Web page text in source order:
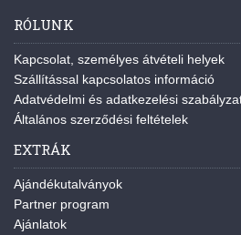
RÓLUNK
Kapcsolat, személyes átvételi helyek
Szállítással kapcsolatos információ
Adatvédelmi és adatkezelési
Általános szerződési feltételek
EXTRÁK
Ajándékutalványok
Partner program
Ajánlatok